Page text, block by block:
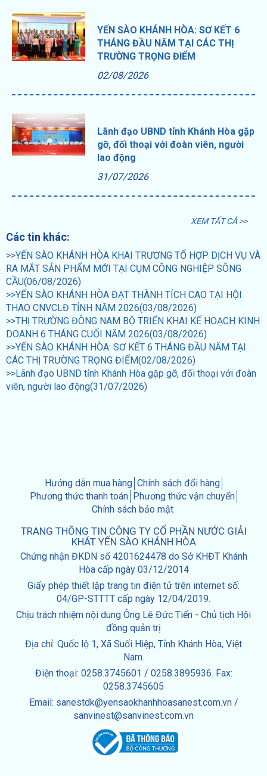
YẾN SÀO KHÁNH HÒA: SƠ KẾT 6
THÁNG ĐẦU NĂM TẠI CÁC THỊ
TRƯỜNG TRỌNG ĐIỂM
02/08/2026
Lãnh đạo UBND tỉnh Khánh Hòa gặp
gỡ, đối thoại với đoàn viên, người
lao động
31/07/2026
XEM TẤT CẢ >>
Các tin khác:
>>YẾN SÀO KHÁNH HÒA KHAI TRƯƠNG TỔ HỢP DỊCH VỤ VÀ
RA MẮT SẢN PHẨM MỚI TẠI CỤM CÔNG NGHIỆP SÔNG
CẦU(06/08/2026)
>>YẾN SÀO KHÁNH HÒA ĐẠT THÀNH TÍCH CAO TẠI HỘI
THAO CNVCLĐ TỈNH NĂM 2026(03/08/2026)
>>THỊ TRƯỜNG ĐÔNG NAM BỘ TRIỂN KHAI KẾ HOẠCH KINH
DOANH 6 THÁNG CUỐI NĂM 2026(03/08/2026)
>>YẾN SÀO KHÁNH HÒA: SƠ KẾT 6 THÁNG ĐẦU NĂM TẠI
CÁC THỊ TRƯỜNG TRỌNG ĐIỂM(02/08/2026)
>>Lãnh đạo UBND tỉnh Khánh Hòa gặp gỡ, đối thoại với đoàn
viên, người lao động(31/07/2026)
Hướng dẫn mua hàng Chính sách đổi hàng
Phương thức thanh toán Phương thức vận chuyển
Chính sách bảo mật
TRANG THÔNG TIN CÔNG TY CỔ PHẦN NƯỚC GIẢI
KHÁT YẾN SÀO KHÁNH HÒA
Chứng nhận ĐKDN số 4201624478 do Sở KHĐT Khánh
Hòa cấp ngày 03/12/2014
Giấy phép thiết lập trang tin điện tử trên internet số:
04/GP-STTTT cấp ngày 12/04/2019.
Chịu trách nhiệm nội dung Ông Lê Đức Tiến - Chủ tịch Hội
đồng quản trị
Địa chỉ: Quốc lộ 1, Xã Suối Hiệp, Tỉnh Khánh Hòa, Việt
Nam.
Điện thoại: 0258.3745601 / 0258.3895936. Fax:
0258.3745605
Email: sanestdk@yensaokhanhhoasanest.com.vn /
sanvinest@sanvinest.com.vn